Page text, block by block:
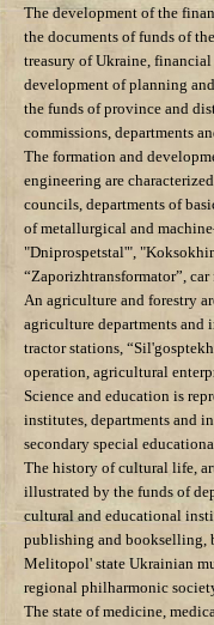
The development of the
the documents of funds of
treasury of Ukraine,
development of planning
the funds of province and
commissions, departments
The formation and
engineering are
councils, departments of
of metallurgical and
"Dniprospetstal'",
“Zaporizhtransformator”,
An agriculture and forestry
agriculture departments and
tractor stations,
operation, agricultural
Science and education is
institutes, departments and
secondary special
The history of cultural life,
illustrated by the funds of
cultural and educational
publishing and bookselling,
Melitopol' state Ukrainian
regional philharmonic
The state of medicine,